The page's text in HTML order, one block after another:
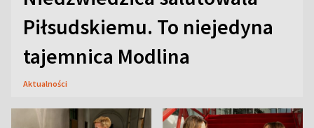
Piłsudskiemu. To niejedyna
tajemnica Modlina
Aktualności